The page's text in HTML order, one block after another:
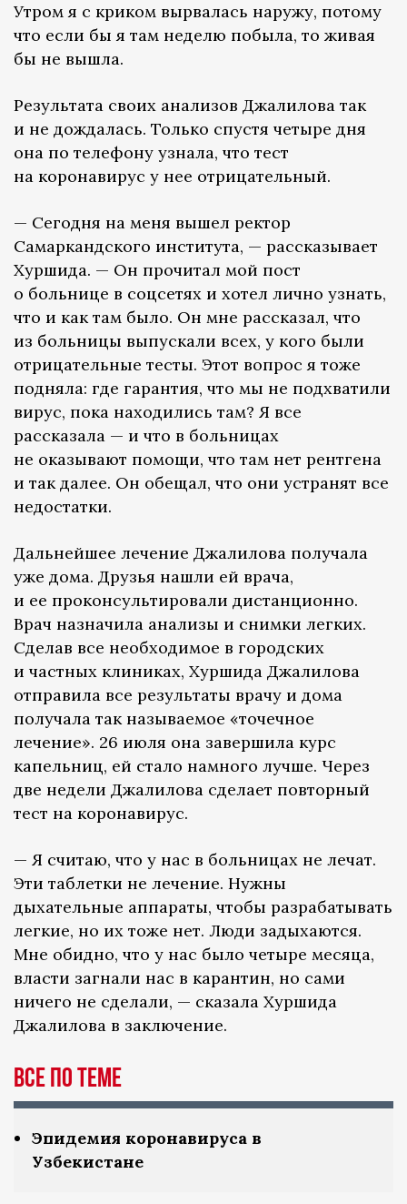
Утром я с криком вырвалась наружу, потому
что если бы я там неделю побыла, то живая
бы не вышла.
Результата своих анализов Джалилова так
и не дождалась. Только спустя четыре дня
она по телефону узнала, что тест
на коронавирус у нее отрицательный.
— Сегодня на меня вышел ректор
Самаркандского института, — рассказывает
Хуршида. — Он прочитал мой пост
о больнице в соцсетях и хотел лично узнать,
что и как там было. Он мне рассказал, что
из больницы выпускали всех, у кого были
отрицательные тесты. Этот вопрос я тоже
подняла: где гарантия, что мы не подхватили
вирус, пока находились там? Я все
рассказала — и что в больницах
не оказывают помощи, что там нет рентгена
и так далее. Он обещал, что они устранят все
недостатки.
Дальнейшее лечение Джалилова получала
уже дома. Друзья нашли ей врача,
и ее проконсультировали дистанционно.
Врач назначила анализы и снимки легких.
Сделав все необходимое в городских
и частных клиниках, Хуршида Джалилова
отправила все результаты врачу и дома
получала так называемое «точечное
лечение». 26 июля она завершила курс
капельниц, ей стало намного лучше. Через
две недели Джалилова сделает повторный
тест на коронавирус.
— Я считаю, что у нас в больницах не лечат.
Эти таблетки не лечение. Нужны
дыхательные аппараты, чтобы разрабатывать
легкие, но их тоже нет. Люди задыхаются.
Мне обидно, что у нас было четыре месяца,
власти загнали нас в карантин, но сами
ничего не сделали, — сказала Хуршида
Джалилова в заключение.
Все по теме
Эпидемия коронавируса в
Узбекистане